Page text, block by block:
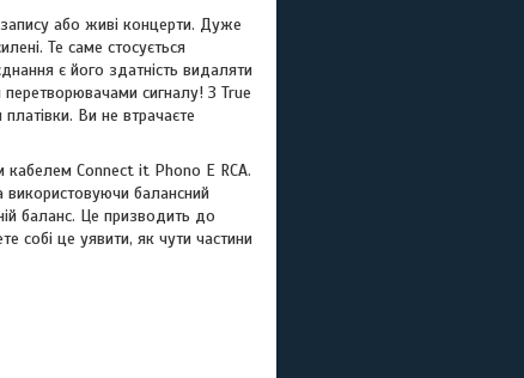
або живі концерти. Дуже
Те саме стосується
є його здатність видаляти
сигналу! З True
Ви не втрачаєте
кабелем Connect it Phono E RCA.
балансний
баланс. Це призводить до
це уявити, як чути частини